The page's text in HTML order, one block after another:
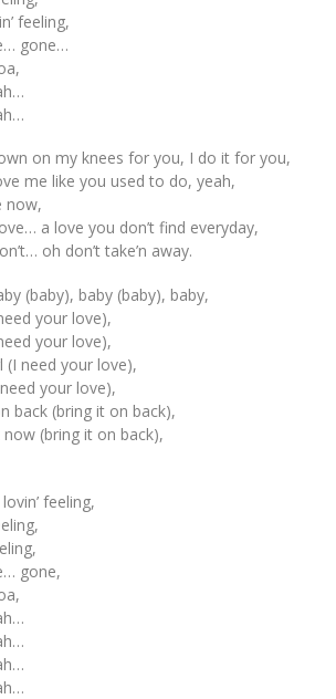
feeling,
gone…
on my knees for you, I do it for you,
me like you used to do, yeah,
now,
a love you don’t find everyday,
oh don’t take’n away.
(baby), baby (baby), baby,
your love),
your love),
(I need your love),
your love),
back (bring it on back),
(bring it on back),
feeling,
gone,